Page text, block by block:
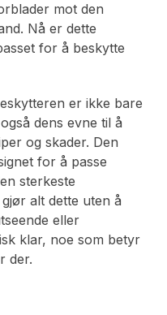
mot den
Nå er dette
for å beskytte
er ikke bare
dens evne til å
og skader. Den
for å passe
sterkeste
alt dette uten å
eller
klar, noe som betyr
der.